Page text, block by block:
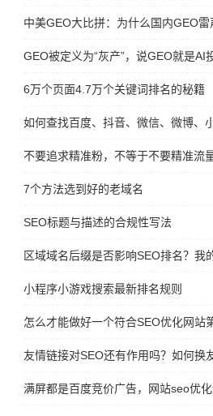
中美GEO大比拼：为什么国内GEO雷
GEO被定义为“灰产”，说GEO就是AI
6万个页面4.7万个关键词排名的秘籍
如何查找百度、抖音、微信、微博、
不要追求精准粉，不等于不要精准流
7个方法选到好的老域名
SEO标题与描述的合规性写法
区域域名后缀是否影响SEO排名？我
小程序小游戏搜索最新排名规则
怎么才能做好一个符合SEO优化网站
友情链接对SEO还有作用吗？如何换
满屏都是百度竞价广告，网站seo优化